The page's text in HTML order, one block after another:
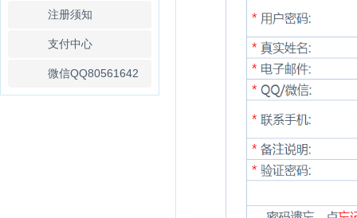
注册须知
支付中心
微信QQ80561642